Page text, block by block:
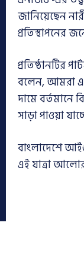
জানিয়েছেন
প্রতিস্থাপনের
প্রতিষ্ঠানটির
বলেন, আমরা
দামে বর্তমানে
সাড়া পাওয়া
বাংলাদেশে
এই যাত্রা